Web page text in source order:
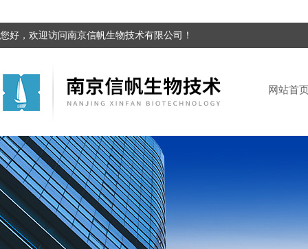
您好，欢迎访问南京信帆生物技术有限公司！
网站首